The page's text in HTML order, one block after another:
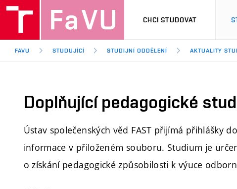
CHCI STUDOVAT
FAVU STUDUJÍCÍ STUDIJNÍ ODDĚLENÍ AKTUALITY
Doplňující pedagogické
Ústav společenských věd FAST přijímá přihlášky
informace v přiloženém souboru. Studium je
o získání pedagogické způsobilosti k výuce